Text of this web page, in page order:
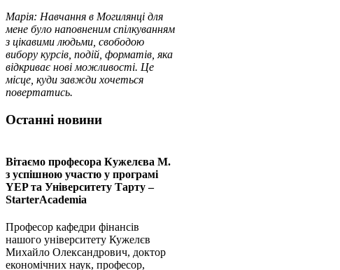
Марія: Навчання в Могилянці для
мене було наповненим спілкуванням
з цікавими людьми, свободою
вибору курсів, подій, форматів, яка
відкриває нові можливості. Це
місце, куди завжди хочеться
повертатись.
Останні новини
Вітаємо професора Кужелєва М.
з успішною участю у програмі
YEP та Університету Тарту –
StarterAcademia
Професор кафедри фінансів
нашого університету Кужелєв
Михайло Олександрович, доктор
економічних наук, професор,